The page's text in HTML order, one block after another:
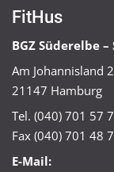
FitHus
BGZ Süderelbe
Am Johannisland 2
21147 Hamburg
Tel. (040) 701 57
Fax (040) 701 48
E-Mail: